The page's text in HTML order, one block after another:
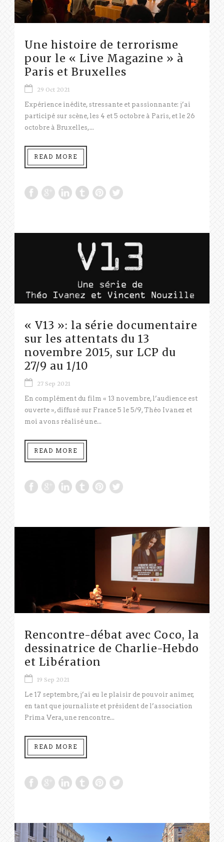
Une histoire de terrorisme
pour le « Live Magazine » à
Paris et Bruxelles
29 Oct 2021
Expérience inédite, stressante et passionnante: j’ai
participé sur scène, les 4 et 5 octobre à Paris, et le 26
octobre à Bruxelles,...
READ MORE
« V13 »: la série documentaire
sur les attentats du 13
novembre 2015, sur LCP du
27/9 au 1/10
27 Sep 2021
En complément du film « 13 novembre, l’audience est
ouverte », diffusé sur France 5 le 5/9, Théo Ivanez et
moi avons réalisé une...
READ MORE
Rencontre-débat avec Coco, la
dessinatrice de Charlie-Hebdo
et Libération
19 Sep 2021
Le 17 septembre, j’ai eu le plaisir de pouvoir animer,
en tant que journaliste et président de l’association
Prima Vera, une rencontre...
READ MORE